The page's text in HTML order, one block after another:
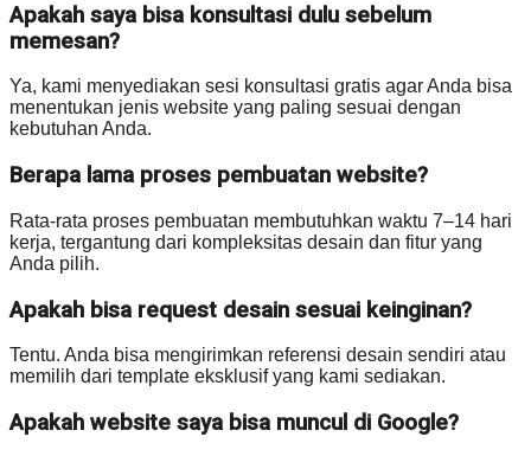
Apakah saya bisa konsultasi dulu sebelum
memesan?
Ya, kami menyediakan sesi konsultasi gratis agar Anda bisa
menentukan jenis website yang paling sesuai dengan
kebutuhan Anda.
Berapa lama proses pembuatan website?
Rata-rata proses pembuatan membutuhkan waktu 7–14 hari
kerja, tergantung dari kompleksitas desain dan fitur yang
Anda pilih.
Apakah bisa request desain sesuai keinginan?
Tentu. Anda bisa mengirimkan referensi desain sendiri atau
memilih dari template eksklusif yang kami sediakan.
Apakah website saya bisa muncul di Google?